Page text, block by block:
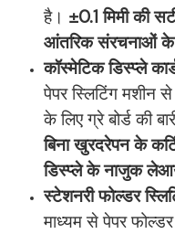
है। ±0.1 मिमी की
आंतरिक संरचनाओं
कॉस्मेटिक डिस्प्ले
पेपर स्लिटिंग मशीन
के लिए ग्रे बोर्ड की
बिना खुरदरेपन के
डिस्प्ले के नाजुक
स्टेशनरी फोल्डर
माध्यम से पेपर